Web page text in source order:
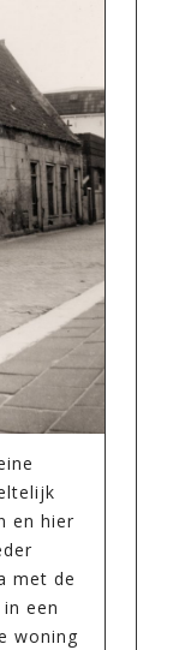
en hier
met de
een
woning